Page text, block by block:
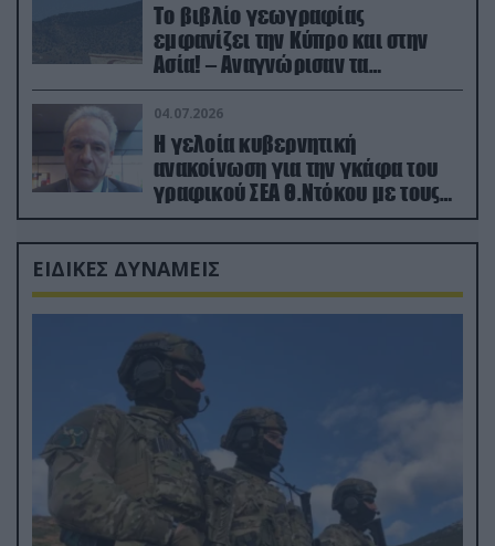
Το βιβλίο γεωγραφίας
εμφανίζει την Κύπρο και στην
Ασία! – Αναγνώρισαν τα
κατεχόμενα; (φωτο)
04.07.2026
Η γελοία κυβερνητική
ανακοίνωση για την γκάφα του
γραφικού ΣΕΑ Θ.Ντόκου με τους
Ρώσους φαρσέρ
ΕΙΔΙΚΕΣ ΔΥΝΑΜΕΙΣ